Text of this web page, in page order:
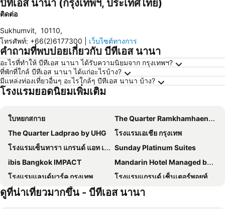
บีทีเอส นานา (กรุงเทพฯ, ประเทศไทย)
ติดต่อ
Sukhumvit, 10110,
โทรศัพท์: +66(2)6177300 เว็บไซต์ทางการ
คำถามที่พบบ่อยเกี่ยวกับ บีทีเอส นานา
อะไรที่ทำให้ บีทีเอส นานา ได้รับความนิยมจาก กรุงเทพฯ?
ที่พักที่ใกล้ บีทีเอส นานา ได้แก่อะไรบ้าง?
มีแหล่งท่องเที่ยวอื่นๆ อะไรใกล้ๆ บีทีเอส นานา บ้าง?
โรงแรมยอดนิยมเพิ่มเติม
ใบหยกสกาย
The Quarter Ramkhamhaeng by UHG
The Quarter Ladprao by UHG
โรงแรมเอเชีย กรุงเทพ
โรงแรมเซ็นทารา แกรนด์ แอท เซ็นทรัลพลาซ่าลาดพร้าว กรุงเทพฯ
Sunday Platinum Suites
ibis Bangkok IMPACT
Mandarin Hotel Managed by Centre Point
โรงแรมแลนด์มาร์ค กรุงเทพ
โรงแรมแกรนด์ เซ็นเตอร์พอยท์ เทอร์มินัล 21
Royal Orchid Sheraton Riverside Hotel Bangkok
โรงแรมเกรซ
ดูที่น่าเที่ยวมากขึ้น - บีทีเอส นานา